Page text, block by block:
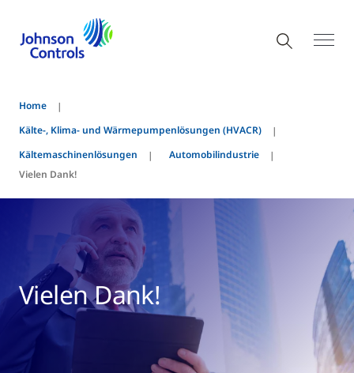
Home
Kälte-, Klima- und Wärmepumpenlösungen (HVACR)
Kältemaschinenlösungen
Automobilindustrie
Vielen Dank!
Vielen Dank!